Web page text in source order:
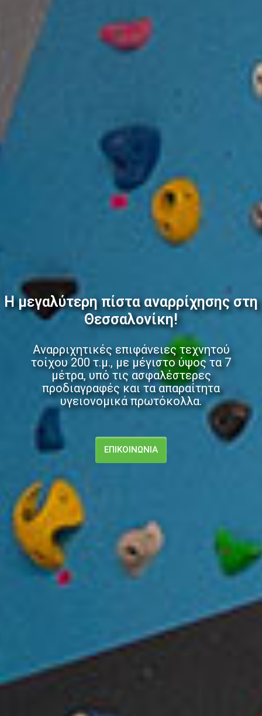
Η απόλυτη εμπειρία
σώματος & νου!
Bouldering, αναρρίχηση με σκοινί, και ό,τι
άλλο μπορείτε να φανταστείτε, σε
ή ομαδικά προγράμματα, για αρχάριους ή
προχωρημένους!
ΓΙΑ ΕΝΗΛΙΚΕΣ